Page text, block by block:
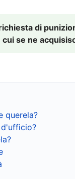
di
se ne
querela?